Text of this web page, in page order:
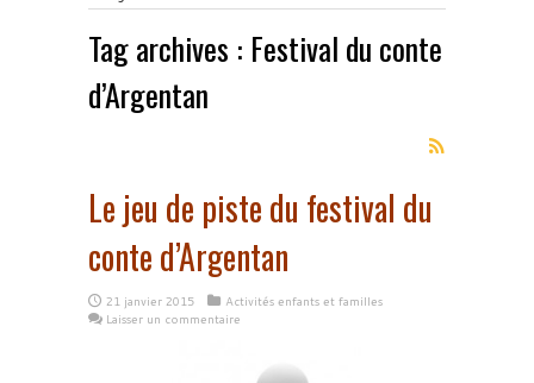
Tag archives : Festival du conte
d’Argentan
Le jeu de piste du festival du
conte d’Argentan
21 janvier 2015
Activités enfants et familles
Laisser un commentaire